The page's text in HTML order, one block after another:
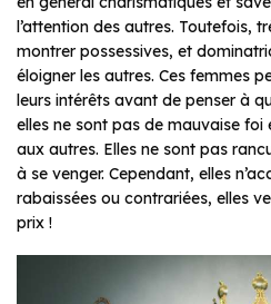
l’attention des autres. Toutefois,
montrer possessives, et
éloigner les autres. Ces femmes
leurs intérêts avant de penser à
elles ne sont pas de mauvaise foi
aux autres. Elles ne sont pas
à se venger. Cependant, elles
rabaissées ou contrariées, elles
prix !